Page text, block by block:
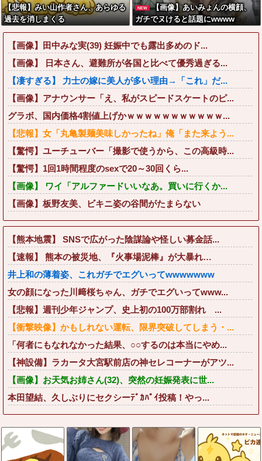
【悲報】みい山作者さん、あらゆる
過去を消しまくる
NEW
【画像】あいみょんの横顔、
ガチでヌけると話題にwwww
【画像】田中みな実(39) 妊娠中でも露出多めのド...
【画像】 日本さん、避難所が各国と比べて優秀過ぎる...
【凄すぎる】 力士の嫁に美人が多い理由→「これ」だ...
【画像】アナウンサー「え、私がスピードスケートのピ...
グラボ、国内価格4割値上げかｗｗｗｗｗｗｗｗｗｗｗ...
【悲報】女「丸亀製麺美味しかったね」俺「また来よう...
【驚愕】ユーチューバー「撮影で使うから、この高級時...
【驚愕】1回1時間程度のsexで20～30回くら...
【画像】 ワイ「アルファードいいなあ。買いに行くか...
【画像】板野友美、ビキニ姿の谷間がたまらない
【熊本地震】 SNSで広がった陰謀論や怪しい募金話...
【速報】 熊本の被災地、『火事場泥棒』が大暴れ…
井上和の薄着姿、これガチでエグいってwwwwwww
女の顔になった川﨑桜ちゃん、ガチでエグいってwww...
【悲報】週刊少年ジャンプ、史上初の100万部割れ ...
【衝撃映像】かもしれない運転、限界突破してしまう・...
「何者にもなれなかった結果、○○するのは本当にやめ...
【神設備】ラカータ大宮駅前店の神セレコーナーがアツ...
【画像】お天気お姉さん(32)、突然の妊娠発表に世...
本田望結、久しぶりにセクシーﾃﾞｶﾊﾟｲ投稿！やっ...